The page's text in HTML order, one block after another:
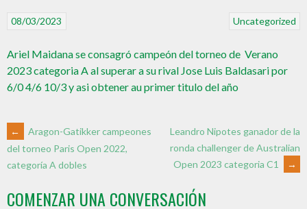
Uncategorized
08/03/2023
Ariel Maidana se consagró campeón del torneo de Verano
2023 categoria A al superar a su rival Jose Luis Baldasari por
6/0 4/6 10/3 y asi obtener au primer titulo del año
←
Aragon-Gatikker campeones
del torneo Paris Open 2022,
categoría A dobles
Leandro Nipotes ganador de la
ronda challenger de Australian
Open 2023 categoria C1
→
COMENZAR UNA CONVERSACIÓN